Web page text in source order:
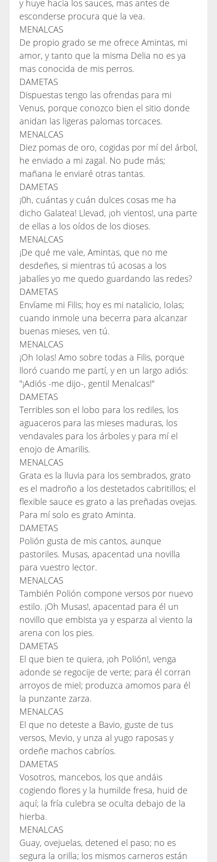
y huye hacia los sauces, mas antes de
esconderse procura que la vea.
MENALCAS
De propio grado se me ofrece Amintas, mi
amor, y tanto que la misma Delia no es ya
mas conocida de mis perros.
DAMETAS
Dispuestas tengo las ofrendas para mi
Venus, porque conozco bien el sitio donde
anidan las ligeras palomas torcaces.
MENALCAS
Diez pomas de oro, cogidas por mí del árbol,
he enviado a mi zagal. No pude más;
mañana le enviaré otras tantas.
DAMETAS
¡0h, cuántas y cuán dulces cosas me ha
dicho Galatea! Llevad, ¡oh vientos!, una parte
de ellas a los oídos de los dioses.
MENALCAS
¡De qué me vale, Amintas, que no me
desdeñes, si mientras tú acosas a los
jabalíes yo me quedo guardando las redes?
DAMETAS
Envíame mi Filis; hoy es mi natalicio, Iolas;
cuando inmole una becerra para alcanzar
buenas mieses, ven tú.
MENALCAS
¡Oh Iolas! Amo sobre todas a Filis, porque
lloró cuando me partí, y en un largo adiós:
"¡Adiós -me dijo-, gentil Menalcas!"
DAMETAS
Terribles son el lobo para los rediles, los
aguaceros para las mieses maduras, los
vendavales para los árboles y para mí el
enojo de Amarilis.
MENALCAS
Grata es la lluvia para los sembrados, grato
es el madroño a los destetados cabritillos; el
flexible sauce es grato a las preñadas ovejas.
Para mí solo es grato Aminta.
DAMETAS
Polión gusta de mis cantos, aunque
pastoriles. Musas, apacentad una novilla
para vuestro lector.
MENALCAS
También Polión compone versos por nuevo
estilo. ¡Oh Musas!, apacentad para él un
novillo que embista ya y esparza al viento la
arena con los pies.
DAMETAS
El que bien te quiera, ¡oh Polión!, venga
adonde se regocije de verte; para él corran
arroyos de miel; produzca amomos para él
la punzante zarza.
MENALCAS
El que no deteste a Bavio, guste de tus
versos, Mevio, y unza al yugo raposas y
ordeñe machos cabríos.
DAMETAS
Vosotros, mancebos, los que andáis
cogiendo flores y la humilde fresa, huid de
aquí; la fría culebra se oculta debajo de la
hierba.
MENALCAS
Guay, ovejuelas, detened el paso; no es
segura la orilla; los mismos carneros están